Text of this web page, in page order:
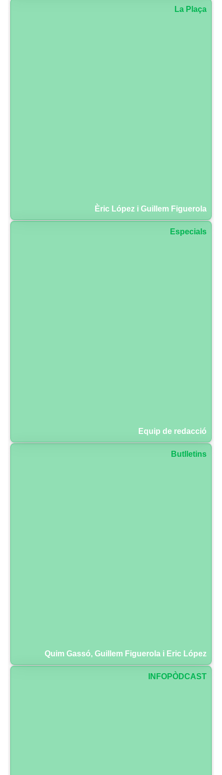
La Plaça
Èric López i Guillem Figuerola
Especials
Equip de redacció
Butlletins
Quim Gassó, Guillem Figuerola i Eric López
INFOPÒDCAST